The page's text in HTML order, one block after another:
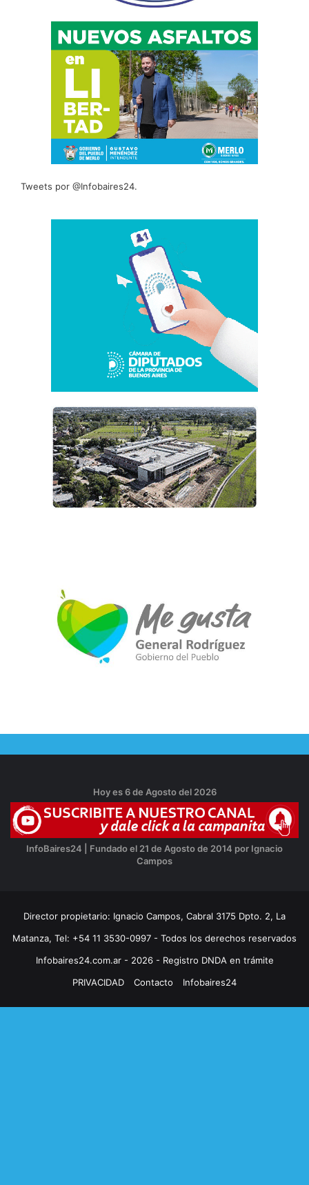
Tweets por @Infobaires24.
Hoy es 6 de Agosto del 2026
InfoBaires24 | Fundado el 21 de Agosto de 2014 por Ignacio
Campos
Director propietario: Ignacio Campos, Cabral 3175 Dpto. 2, La
Matanza, Tel: +54 11 3530-0997 - Todos los derechos reservados
Infobaires24.com.ar - 2026 - Registro DNDA en trámite
PRIVACIDAD
Contacto Infobaires24